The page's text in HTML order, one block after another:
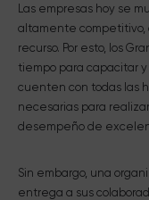
Las empresas hoy se
altamente competitivo,
recurso. Por esto, los
tiempo para capacitar
cuenten con todas las
necesarias para
desempeño de
Sin embargo, una
entrega a sus